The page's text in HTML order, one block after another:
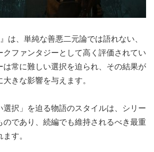
は、単純な善悪二元論では語れない、
クファンタジーとして高く評価されてい
は常に難しい選択を迫られ、その結果が
きな影響を与えます。
選択」を迫る物語のスタイルは、シリー
のであり、続編でも維持されるべき最重
す。